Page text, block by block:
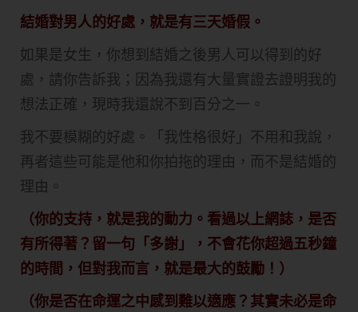
結婚對男人的好處，就是有三天婚假。
如果是女生，你想到結婚之後男人可以得到的好
處，請你告訴我；因為我還有大量實證去證明我的
想法正確，現時我還說不到百分之一。
我不要模糊的好處。「我性格很好」不用和我說，
再者這些可能是他和你拍拖的理由，而不是結婚的
理由。
（你的支持，就是我的動力。看過以上網誌，是否
有所得著？留一句「多謝」，不會花你超過五秒鐘
的時間，但對我而言，就是最大的鼓勵！）
（你是否在命運之中感到難以適應？其實未必是命